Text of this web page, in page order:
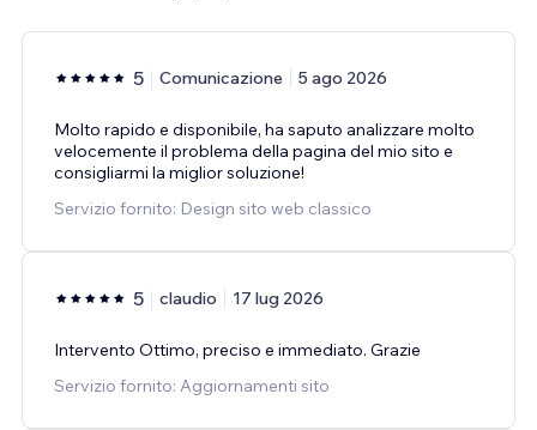
5 Comunicazione 5 ago 2026
Molto rapido e disponibile, ha saputo analizzare molto
velocemente il problema della pagina del mio sito e
consigliarmi la miglior soluzione!
Servizio fornito: Design sito web classico
5 claudio 17 lug 2026
Intervento Ottimo, preciso e immediato. Grazie
Servizio fornito: Aggiornamenti sito